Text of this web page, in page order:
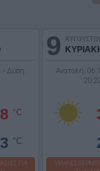
- Δύση:
°C
°C
ΓΙΑ
9
Ανατολή:
ΥΨΗΛΕΣ